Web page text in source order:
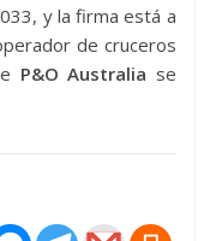
y la firma está a
de cruceros
P&O Australia se